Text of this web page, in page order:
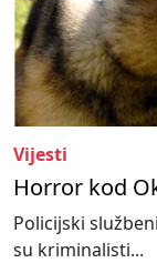
Vijesti
Horror kod
Policijski
su kriminalisti...